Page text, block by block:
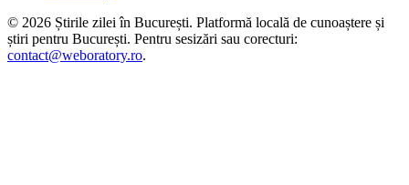
© 2026 Știrile zilei în București. Platformă locală de cunoaștere și
știri pentru București. Pentru sesizări sau corecturi:
contact@weboratory.ro.